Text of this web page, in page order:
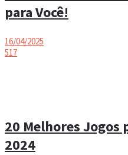
para Você!
16/04/2025
517
20 Melhores Jogos
2024